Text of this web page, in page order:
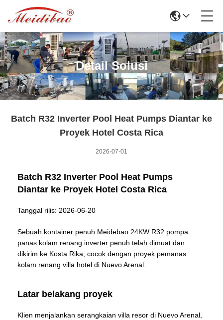
Detail Solusi
Batch R32 Inverter Pool Heat Pumps Diantar ke
Proyek Hotel Costa Rica
2026-07-01
Batch R32 Inverter Pool Heat Pumps
Diantar ke Proyek Hotel Costa Rica
Tanggal rilis: 2026-06-20
Sebuah kontainer penuh Meidebao 24KW R32 pompa
panas kolam renang inverter penuh telah dimuat dan
dikirim ke Kosta Rika, cocok dengan proyek pemanas
kolam renang villa hotel di Nuevo Arenal.
Latar belakang proyek
Klien menjalankan serangkaian villa resor di Nuevo Arenal,